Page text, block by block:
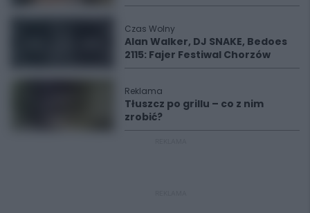
Czas Wolny
Alan Walker, DJ SNAKE, Bedoes
2115: Fajer Festiwal Chorzów
Reklama
Tłuszcz po grillu – co z nim
zrobić?